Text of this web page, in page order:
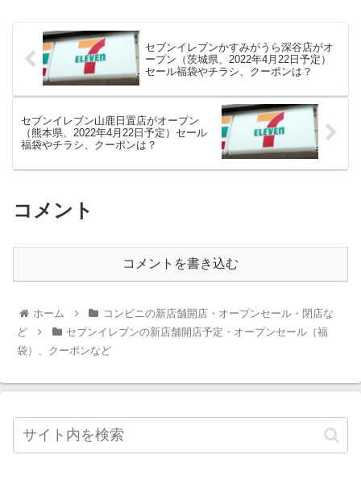
セブンイレブンかすみがうら深谷店がオ
ープン（茨城県、2022年4月22日予定）
セール福袋やチラシ、クーポンは？
セブンイレブン山鹿日置店がオープン
（熊本県、2022年4月22日予定）セール
福袋やチラシ、クーポンは？
コメント
コメントを書き込む
ホーム
コンビニの新店舗開店・オープンセール・閉店な
ど
セブンイレブンの新店舗開店予定・オープンセール（福
袋）、クーポンなど